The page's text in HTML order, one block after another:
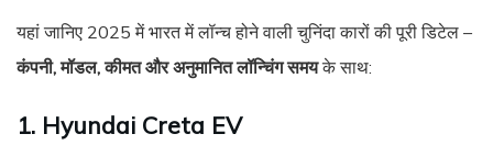
यहां जानिए 2025 में भारत में लॉन्च होने वाली चुनिंदा कारों की पूरी डिटेल –
कंपनी, मॉडल, कीमत और अनुमानित लॉन्चिंग समयके साथ:
1. Hyundai Creta EV